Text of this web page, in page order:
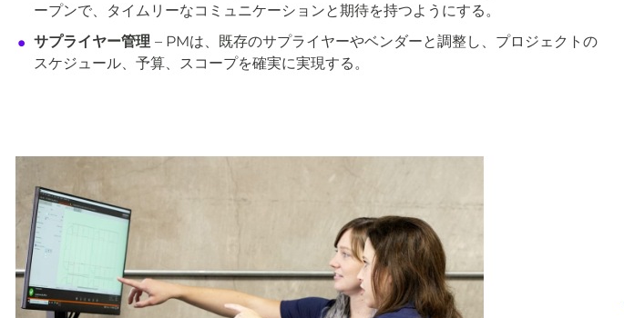
ープンで、タイムリーなコミュニケーションと期待を持つようにする。
サプライヤー管理 – PMは、既存のサプライヤーやベンダーと調整し、プロジェクトの
スケジュール、予算、スコープを確実に実現する。